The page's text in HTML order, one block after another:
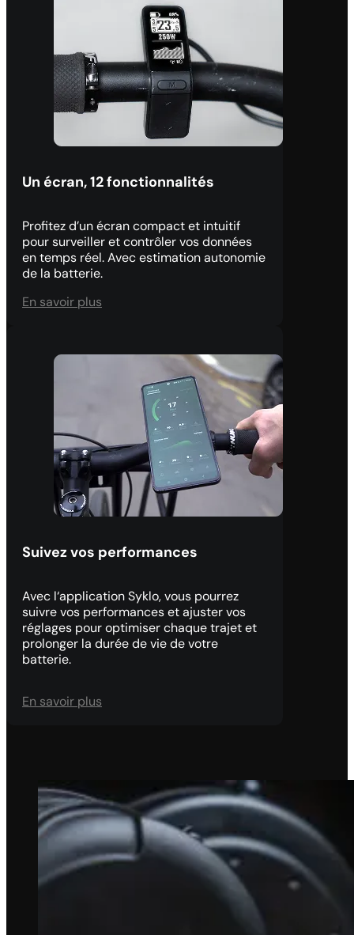
Un écran, 12 fonctionnalités
Profitez d’un écran compact et intuitif
pour surveiller et contrôler vos données
en temps réel. Avec estimation autonomie
de la batterie.
En savoir plus
Suivez vos performances
Avec l‘application Syklo, vous pourrez
suivre vos performances et ajuster vos
réglages pour optimiser chaque trajet et
prolonger la durée de vie de votre
batterie.
En savoir plus